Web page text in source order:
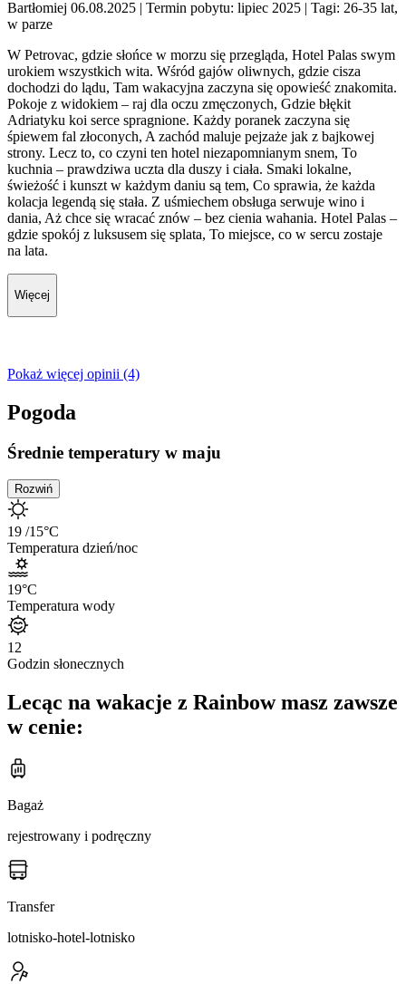
Bartłomiej 06.08.2025 | Termin pobytu: lipiec 2025 | Tagi: 26-35 lat,
w parze
W Petrovac, gdzie słońce w morzu się przegląda, Hotel Palas swym
urokiem wszystkich wita. Wśród gajów oliwnych, gdzie cisza
dochodzi do lądu, Tam wakacyjna zaczyna się opowieść znakomita.
Pokoje z widokiem – raj dla oczu zmęczonych, Gdzie błękit
Adriatyku koi serce spragnione. Każdy poranek zaczyna się
śpiewem fal złoconych, A zachód maluje pejzaże jak z bajkowej
strony. Lecz to, co czyni ten hotel niezapomnianym snem, To
kuchnia – prawdziwa uczta dla duszy i ciała. Smaki lokalne,
świeżość i kunszt w każdym daniu są tem, Co sprawia, że każda
kolacja legendą się stała. Z uśmiechem obsługa serwuje wino i
dania, Aż chce się wracać znów – bez cienia wahania. Hotel Palas –
gdzie spokój z luksusem się splata, To miejsce, co w sercu zostaje
na lata.
Więcej
Pokaż więcej opinii (4)
Pogoda
Średnie temperatury w maju
Rozwiń
19 /15°C
Temperatura dzień/noc
19°C
Temperatura wody
12
Godzin słonecznych
Lecąc na wakacje z Rainbow masz zawsze
w cenie:
Bagaż
rejestrowany i podręczny
Transfer
lotnisko-hotel-lotnisko